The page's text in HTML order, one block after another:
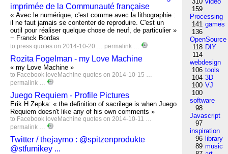
imprimée de la Communauté française
« Avec le numérique, c'est comme avec la lithographie :
il ne faut jamais se contenter de reproduire. C'est un
outil pour réaliser quelque chose de neuf, de particulier »
− Franck Bordas
to press quotes on 2014-10-20 … permalink …
Rozita Fogelman - my Love Machine
« my Love Machine »
to Facebook loveMachine quotes on 2014-10-15 …
permalink …
Juego Requiem - Profile Pictures
Erik H Zepka: « the definition of sacrilege is when Juego
Requiem doesn't like any of his own comments »
to Facebook loveMachine quotes on 2014-10-11 …
permalink …
Twitter / thejaymo : @spitzenprodukte
@stfumikey ...
159
Processing
141 games
136
OpenSource
118 DIY
114
webdesign
106 tools
104 3D
100 VJ
100
software
98
Javascript
97
inspiration
96 library
89 music